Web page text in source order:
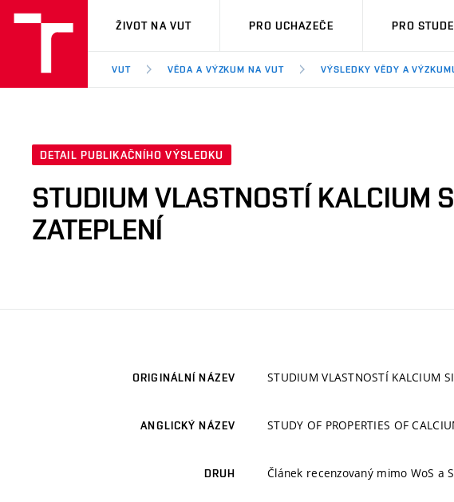
VUT
ŽIVOT NA VUT PRO UCHAZEČE PRO
VUT VĚDA A VÝZKUM NA VUT VÝSLEDKY VĚDY A
DETAIL PUBLIKAČNÍHO VÝSLEDKU
STUDIUM VLASTNOSTÍ KALCIUM
ZATEPLENÍ
ORIGINÁLNÍ NÁZEV STUDIUM VLASTNOSTÍ KALCIUM
ANGLICKÝ NÁZEV STUDY OF PROPERTIES OF
DRUH Článek recenzovaný mimo WoS a